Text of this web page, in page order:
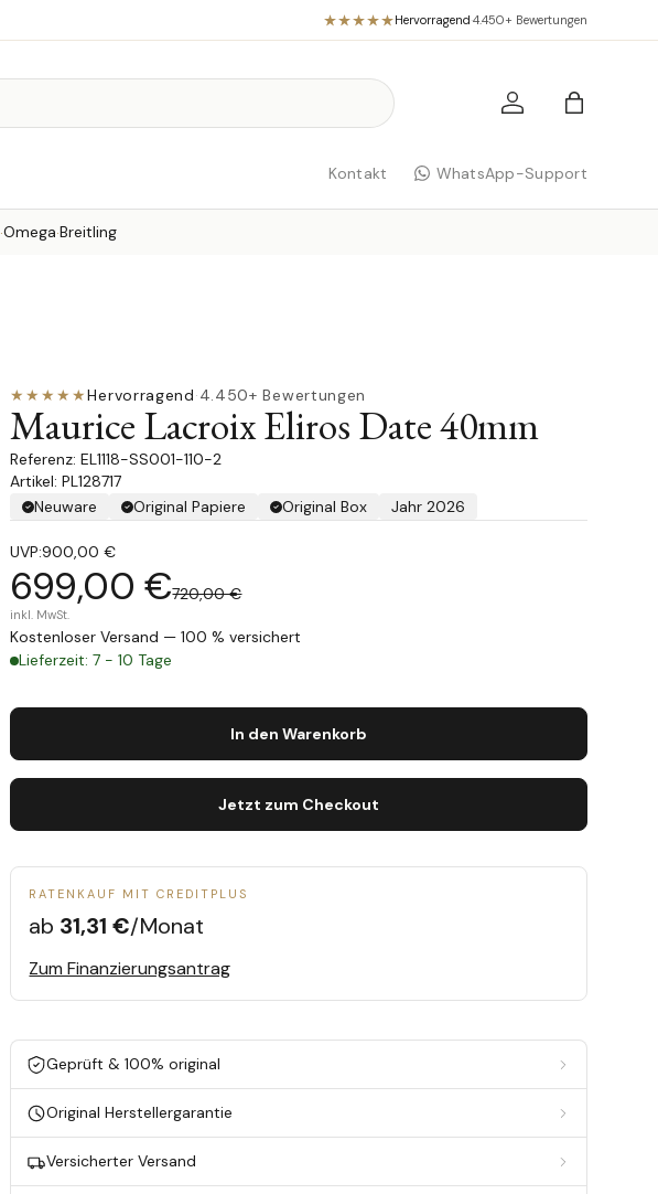
Hervorragend·4.450+ Bewertungen
Einloggen
Kontakt WhatsApp-Support
·Omega·Breitling
★★★★★Hervorragend·4.450+ Bewertungen
Maurice Lacroix Eliros Date 40mm
EL1118-SS001-110-2
Artikel: PL128717
Neuware
Original Papiere Original Box Jahr 2026
UVP:900,00 €
699,00 €720,00 €
inkl. MwSt.
Kostenloser Versand — 100 % versichert
Lieferzeit: 7 - 10 Tage
In den Warenkorb
Jetzt zum Checkout
RATENKAUF MIT CREDITPLUS
ab 31,31 €/Monat
Zum Finanzierungsantrag
Geprüft & 100% original
Original Herstellergarantie
Versicherter Versand